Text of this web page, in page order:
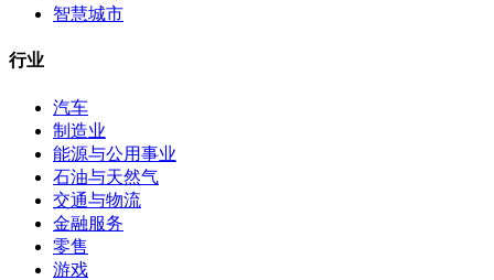
智慧城市
行业
汽车
制造业
能源与公用事业
石油与天然气
交通与物流
金融服务
零售
游戏